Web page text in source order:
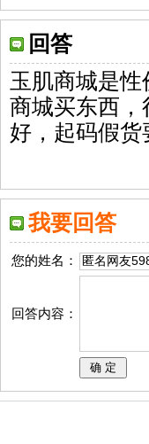
回答
玉肌商城是
商城买东西
好，起码假货
我要回答
您的姓名：
回答内容：